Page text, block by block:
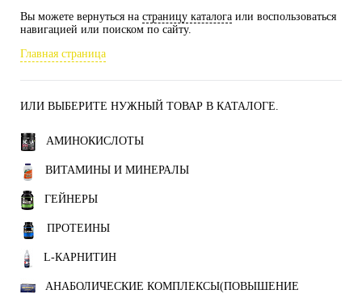
Вы можете вернуться на страницу каталога или воспользоваться
навигацией или поиском по сайту.
Главная страница
ИЛИ ВЫБЕРИТЕ НУЖНЫЙ ТОВАР В КАТАЛОГЕ.
АМИНОКИСЛОТЫ
ВИТАМИНЫ И МИНЕРАЛЫ
ГЕЙНЕРЫ
ПРОТЕИНЫ
L-КАРНИТИН
АНАБОЛИЧЕСКИЕ КОМПЛЕКСЫ(ПОВЫШЕНИЕ